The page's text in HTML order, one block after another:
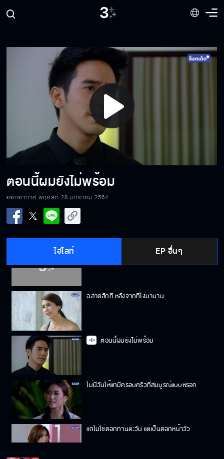
Play
Video
ตอนนี้ผมยังไม่พร้อม
ออกอากาศ พฤหัสที่ 28 มกราคม 2564
ไฮไลท์ EP อื่นๆ
อย่าให้ความรักคุณมาทำร้ายฉันอีกเลย
แกแพ้แล้ว
เอาแหวนคืนไป...เอาใจคืนมา
ฉลาดสักที หลังจากที่โง่มานาน
ตอนนี้ผมยังไม่พร้อม
ไม่มีวันให้แกมีครอบครัวที่สมบูรณ์แบบหรอก
แกไม่ใช่ดอกทานตะวัน แต่เป็นดอกหน้าวัว